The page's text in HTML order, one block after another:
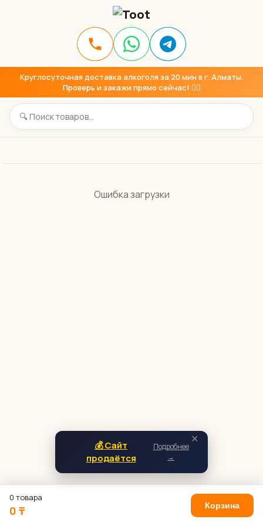
Круглосуточная доставка алкоголя за 20 мин в г. Алматы.
Проверь и закажи прямо сейчас! 👇🏼
Ошибка загрузки
✕
💰 Сайт
продаётся
Подробнее
→
0 товара
0 ₸ Корзина